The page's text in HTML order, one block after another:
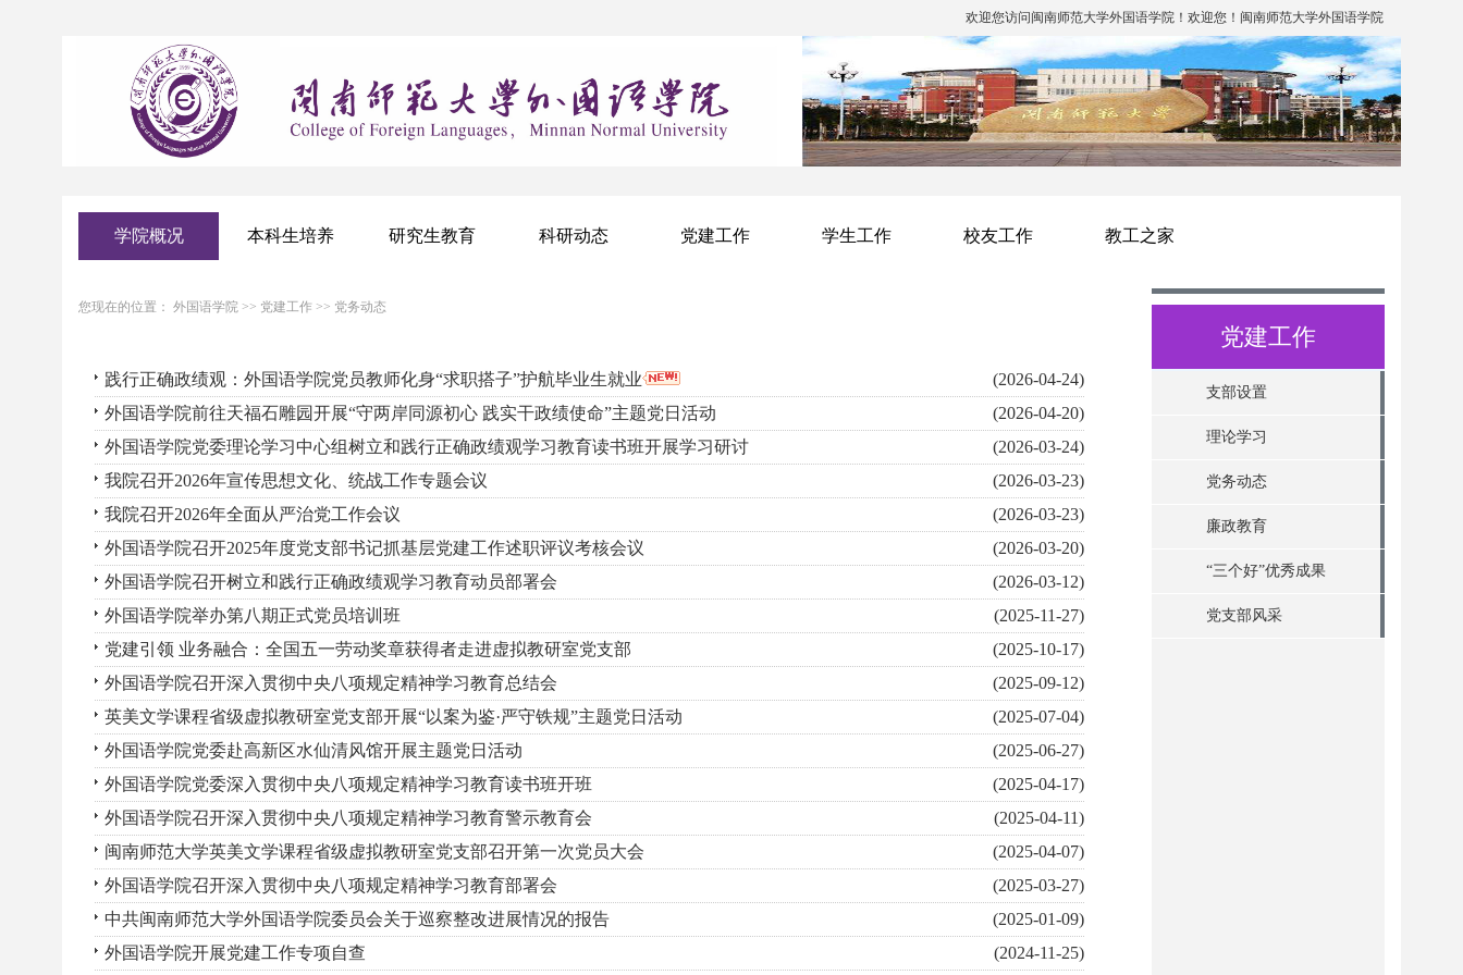
欢迎您访问闽南师范大学外国语学院！欢迎您！闽南师范大学外国语学院
学院概况 本科生培养 研究生教育 科研动态 党建工作 学生工作 校友工作 教工之家
您现在的位置： 外国语学院 >> 党建工作 >> 党务动态
践行正确政绩观：外国语学院党员教师化身“求职搭子”护航毕业生就业
(2026-04-24)
外国语学院前往天福石雕园开展“守两岸同源初心 践实干政绩使命”主题党日活动
(2026-04-20)
外国语学院党委理论学习中心组树立和践行正确政绩观学习教育读书班开展学习研讨
(2026-03-24)
我院召开2026年宣传思想文化、统战工作专题会议
(2026-03-23)
我院召开2026年全面从严治党工作会议
(2026-03-23)
外国语学院召开2025年度党支部书记抓基层党建工作述职评议考核会议
(2026-03-20)
外国语学院召开树立和践行正确政绩观学习教育动员部署会
(2026-03-12)
外国语学院举办第八期正式党员培训班
(2025-11-27)
党建引领 业务融合：全国五一劳动奖章获得者走进虚拟教研室党支部
(2025-10-17)
外国语学院召开深入贯彻中央八项规定精神学习教育总结会
(2025-09-12)
英美文学课程省级虚拟教研室党支部开展“以案为鉴·严守铁规”主题党日活动
(2025-07-04)
外国语学院党委赴高新区水仙清风馆开展主题党日活动
(2025-06-27)
外国语学院党委深入贯彻中央八项规定精神学习教育读书班开班
(2025-04-17)
外国语学院召开深入贯彻中央八项规定精神学习教育警示教育会
(2025-04-11)
闽南师范大学英美文学课程省级虚拟教研室党支部召开第一次党员大会
(2025-04-07)
外国语学院召开深入贯彻中央八项规定精神学习教育部署会
(2025-03-27)
中共闽南师范大学外国语学院委员会关于巡察整改进展情况的报告
(2025-01-09)
外国语学院开展党建工作专项自查
(2024-11-25)
党建工作
支部设置
理论学习
党务动态
廉政教育
“三个好”优秀成果
党支部风采